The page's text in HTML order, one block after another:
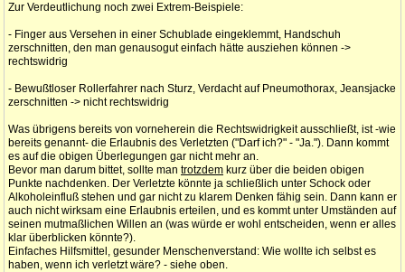
Zur Verdeutlichung noch zwei Extrem-Beispiele:
- Finger aus Versehen in einer Schublade eingeklemmt, Handschuh
zerschnitten, den man genausogut einfach hätte ausziehen können ->
rechtswidrig
- Bewußtloser Rollerfahrer nach Sturz, Verdacht auf Pneumothorax, Jeansjacke
zerschnitten -> nicht rechtswidrig
Was übrigens bereits von vorneherein die Rechtswidrigkeit ausschließt, ist -wie
bereits genannt- die Erlaubnis des Verletzten ("Darf ich?" - "Ja."). Dann kommt
es auf die obigen Überlegungen gar nicht mehr an.
Bevor man darum bittet, sollte man trotzdem kurz über die beiden obigen
Punkte nachdenken. Der Verletzte könnte ja schließlich unter Schock oder
Alkoholeinfluß stehen und gar nicht zu klarem Denken fähig sein. Dann kann er
auch nicht wirksam eine Erlaubnis erteilen, und es kommt unter Umständen auf
seinen mutmaßlichen Willen an (was würde er wohl entscheiden, wenn er alles
klar überblicken könnte?).
Einfaches Hilfsmittel, gesunder Menschenverstand: Wie wollte ich selbst es
haben, wenn ich verletzt wäre? - siehe oben.